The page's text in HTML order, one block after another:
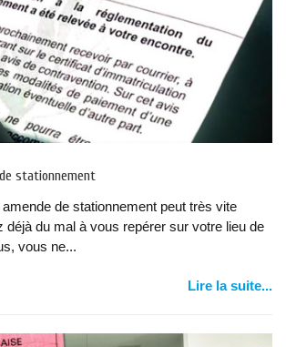
stationnement
de stationnement peut très vite
déjà du mal à vous repérer sur votre lieu de
vous ne...
Lire la suite...